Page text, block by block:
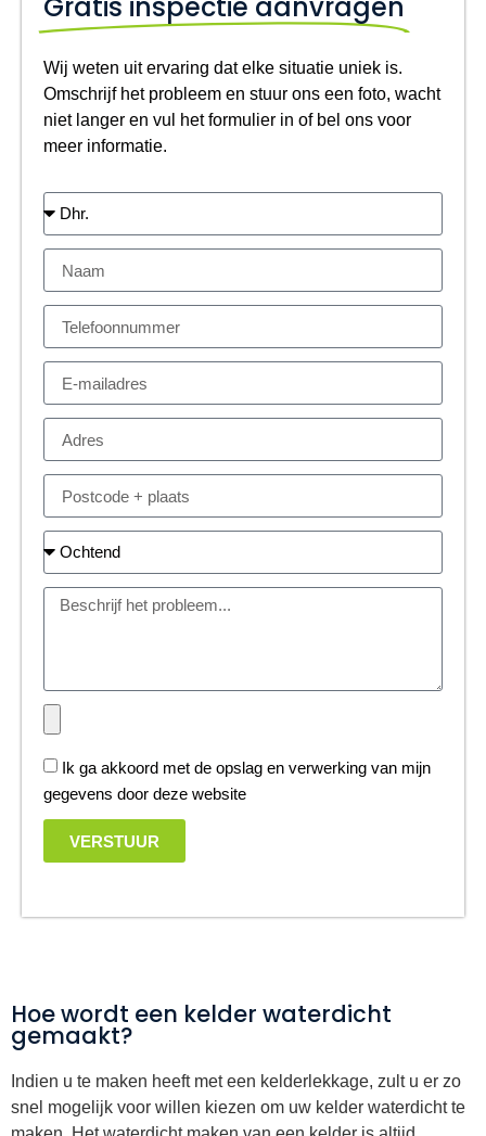
Gratis inspectie aanvragen
Wij weten uit ervaring dat elke situatie uniek is.
Omschrijf het probleem en stuur ons een foto, wacht
niet langer en vul het formulier in of bel ons voor
meer informatie.
Ik ga akkoord met de opslag en verwerking van mijn
gegevens door deze website
VERSTUUR
Hoe wordt een kelder waterdicht
gemaakt?
Indien u te maken heeft met een kelderlekkage, zult u er zo
snel mogelijk voor willen kiezen om uw kelder waterdicht te